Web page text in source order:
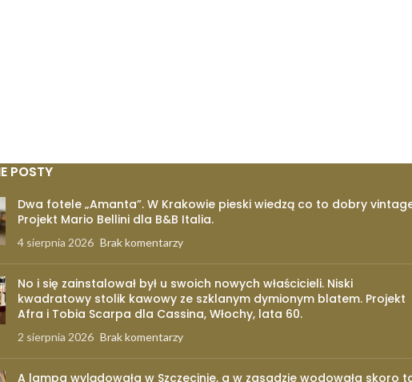
POSTY
Dwa fotele „Amanta”. W Krakowie pieski wiedzą co to dobry
Projekt Mario Bellini dla B&B Italia.
4 sierpnia 2026 Brak komentarzy
No i się zainstalował był u swoich nowych właścicieli. Niski
kwadratowy stolik kawowy ze szklanym dymionym blatem. Projekt
Afra i Tobia Scarpa dla Cassina, Włochy, lata 60.
2 sierpnia 2026 Brak komentarzy
A lampa wylądowała w Szczecinie, a w zasadzie wodowała skoro